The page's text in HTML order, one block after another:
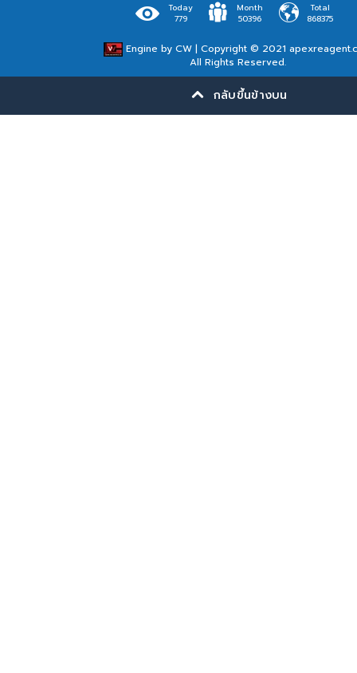
Engine by CW| Copyright © 2021
All Rights Reserved.
Today
779
Month
50396
Total
868375
กลับขึ้นข้างบน